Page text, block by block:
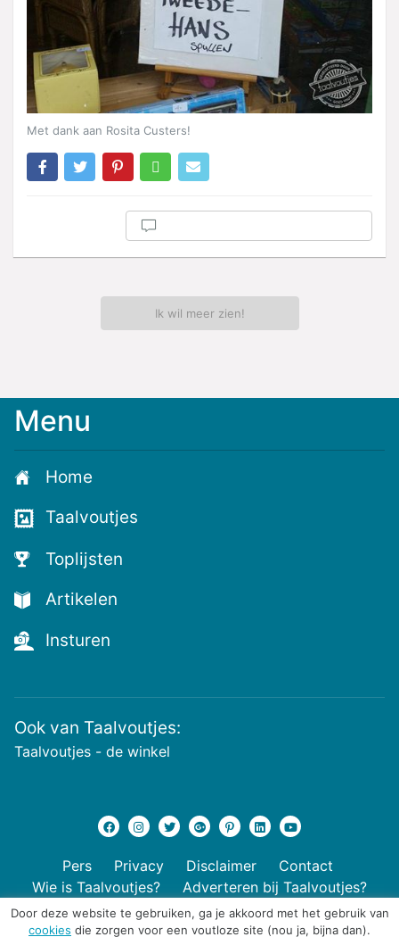
Met dank aan Rosita Custers!
Ik wil meer zien!
Meld
voor
de
nieuwste
voutjes
en
de
voutste
nieuwtjes!
Menu
Home
Taalvoutjes
Toplijsten
Artikelen
Insturen
Ook van Taalvoutjes:
Taalvoutjes - de winkel
Pers Privacy Disclaimer
Contact
Wie is Taalvoutjes?
Adverteren bij Taalvoutjes?
Door deze website te gebruiken, ga je akkoord met het gebruik van
cookies die zorgen voor een voutloze site (nou ja, bijna dan).